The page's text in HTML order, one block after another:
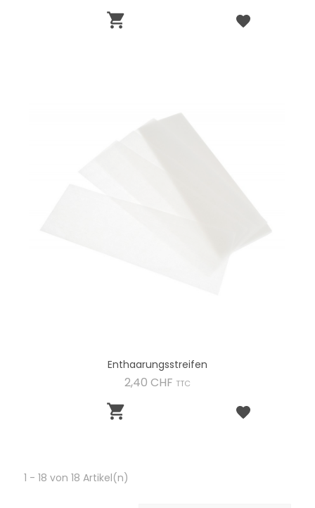

Enthaarungsstreifen
2,40 CHF Preis
TTC

1 - 18 von 18 Artikel(n)